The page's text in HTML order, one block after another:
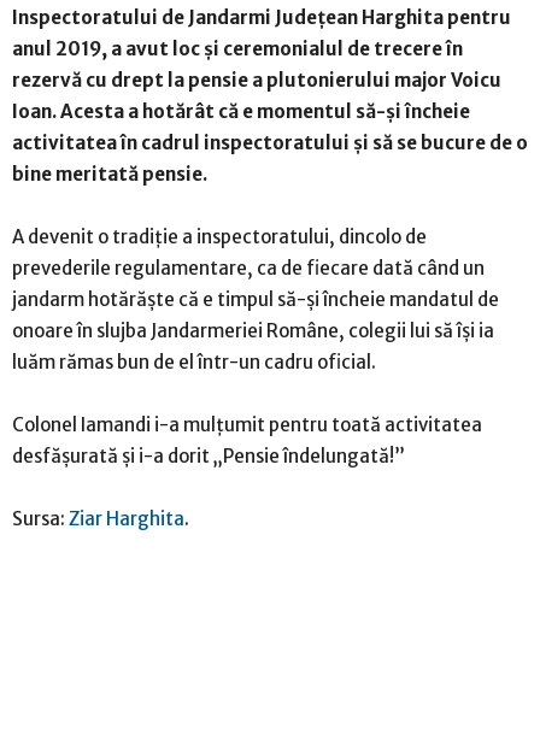
Inspectoratului de Jandarmi Județean Harghita pentru
anul 2019, a avut loc și ceremonialul de trecere în
rezervă cu drept la pensie a plutonierului major Voicu
Ioan. Acesta a hotărât că e momentul să-și încheie
activitatea în cadrul inspectoratului și să se bucure de o
bine meritată pensie.
A devenit o tradiție a inspectoratului, dincolo de
prevederile regulamentare, ca de fiecare dată când un
jandarm hotărăște că e timpul să-și încheie mandatul de
onoare în slujba Jandarmeriei Române, colegii lui să își ia
luăm rămas bun de el într-un cadru oficial.
Colonel Iamandi i-a mulțumit pentru toată activitatea
desfășurată și i-a dorit „Pensie îndelungată!”
Sursa: Ziar Harghita.